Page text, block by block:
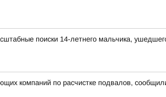
поиски 14-летнего мальчика,
компаний по расчистке подвалов,